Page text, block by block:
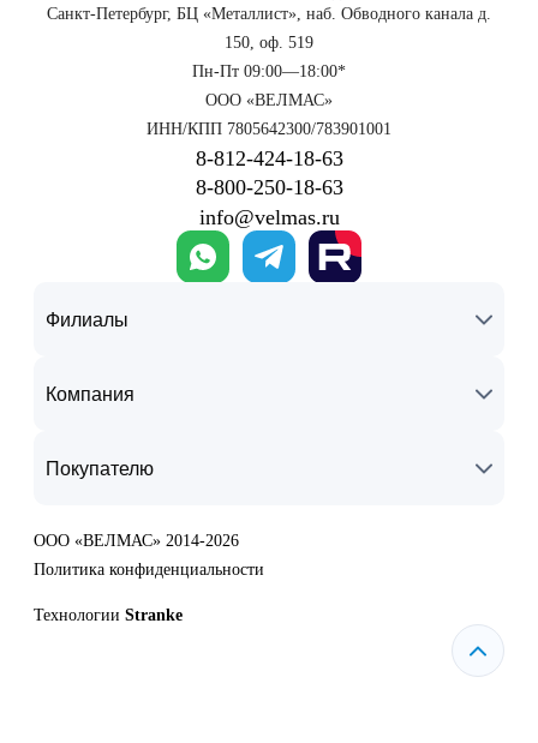
Санкт-Петербург, БЦ «Металлист», наб. Обводного канала д.
150, оф. 519
Пн-Пт 09:00—18:00*
ООО «ВЕЛМАС»
ИНН/КПП 7805642300/783901001
8‑812‑424‑18‑63
8‑800‑250‑18‑63
info@velmas.ru
Филиалы
Компания
Покупателю
ООО «ВЕЛМАС» 2014-2026
Политика конфиденциальности
Технологии Stranke